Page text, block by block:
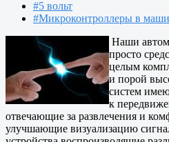
#5 вольт
#Микроконтроллеры в
Наши
просто
целым
и порой
систем
к
отвечающие за развлечения и
улучшающие визуализацию